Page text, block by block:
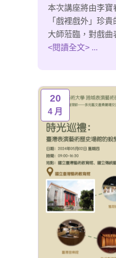
本次講座將由李寶
「戲裡戲外」珍
大師蒞臨，對戲曲
<閱讀全文> ...
20
4 月